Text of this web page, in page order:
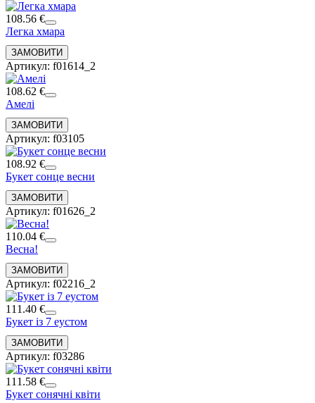
108.56 €
Легка хмара
Артикул: f01614_2
108.62 €
Амелі
Артикул: f03105
108.92 €
Букет сонце весни
Артикул: f01626_2
110.04 €
Весна!
Артикул: f02216_2
111.40 €
Букет із 7 еустом
Артикул: f03286
111.58 €
Букет сонячні квіти